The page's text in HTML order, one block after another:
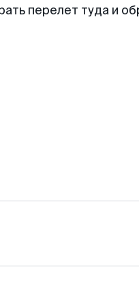
перелет туда и